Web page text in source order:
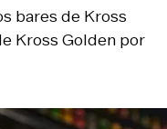
bares de Kross
Kross Golden por